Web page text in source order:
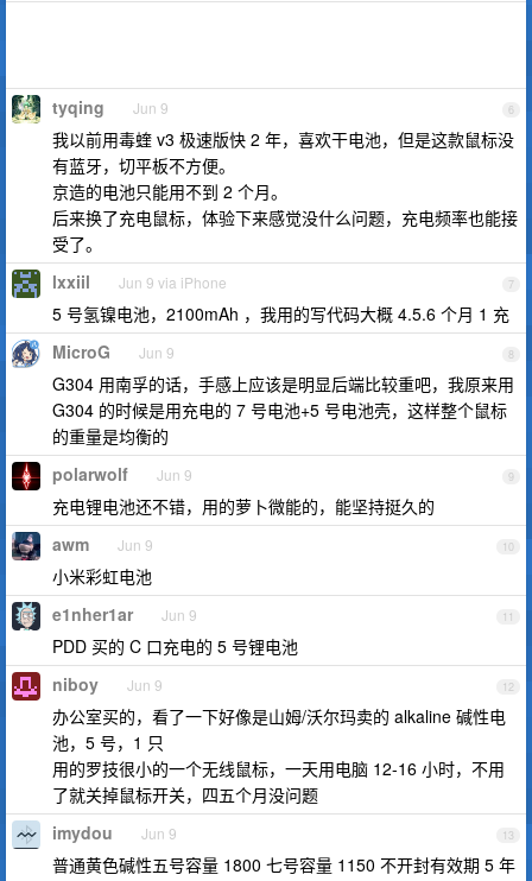
6
tyqing Jun 9
我以前用毒蝰 v3 极速版快 2 年，喜欢干电池，但是这款鼠标没
有蓝牙，切平板不方便。
京造的电池只能用不到 2 个月。
后来换了充电鼠标，体验下来感觉没什么问题，充电频率也能接
受了。
7
lxxiil Jun 9 via iPhone
5 号氢镍电池，2100mAh ，我用的写代码大概 4.5.6 个月 1 充
8
MicroG Jun 9
G304 用南孚的话，手感上应该是明显后端比较重吧，我原来用
G304 的时候是用充电的 7 号电池+5 号电池壳，这样整个鼠标
的重量是均衡的
9
polarwolf Jun 9
充电锂电池还不错，用的萝卜微能的，能坚持挺久的
10
awm Jun 9
小米彩虹电池
11
e1nher1ar Jun 9
PDD 买的 C 口充电的 5 号锂电池
12
niboy Jun 9
办公室买的，看了一下好像是山姆/沃尔玛卖的 alkaline 碱性电
池，5 号，1 只
用的罗技很小的一个无线鼠标，一天用电脑 12-16 小时，不用
了就关掉鼠标开关，四五个月没问题
13
imydou Jun 9
普通黄色碱性五号容量 1800 七号容量 1150 不开封有效期 5 年